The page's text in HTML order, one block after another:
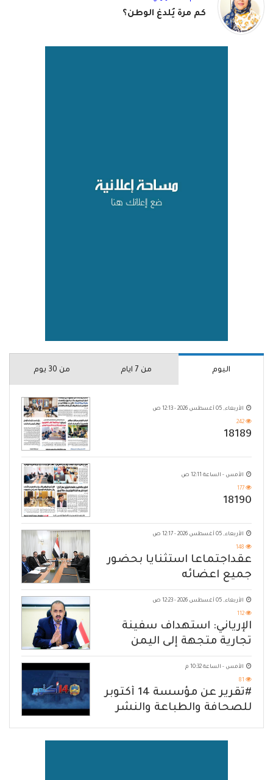
كم مرة يُلدغ الوطن؟
اليوم من 7 ايام من 30 يوم
الأربعاء, 05 أغسطس 2026 - 12:13 ص
242
18189
الأمس - الساعة 12:11 ص
177
18190
الأربعاء, 05 أغسطس 2026 - 12:17 ص
148
عقداجتماعا استثنايا بحضور
جميع اعضائه
الأربعاء, 05 أغسطس 2026 - 12:23 ص
112
الإرياني: استهداف سفينة
تجارية متجهة إلى اليمن
يكشف حصار الحوثي للشعب
الأمس - الساعة 10:32 م
81
#تقرير عن مؤسسة 14 أكتوبر
للصحافة والطباعة والنشر